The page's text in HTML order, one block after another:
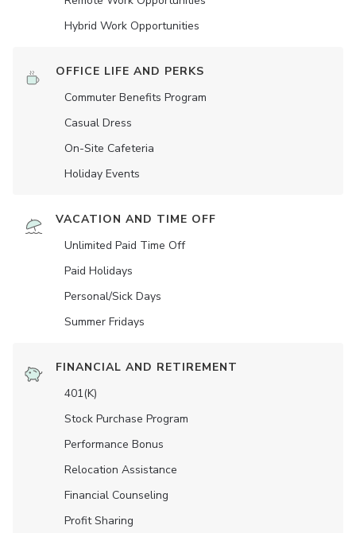
Hybrid Work Opportunities
OFFICE LIFE AND PERKS
Commuter Benefits Program
Casual Dress
On-Site Cafeteria
Holiday Events
VACATION AND TIME OFF
Unlimited Paid Time Off
Paid Holidays
Personal/Sick Days
Summer Fridays
FINANCIAL AND RETIREMENT
401(K)
Stock Purchase Program
Performance Bonus
Relocation Assistance
Financial Counseling
Profit Sharing